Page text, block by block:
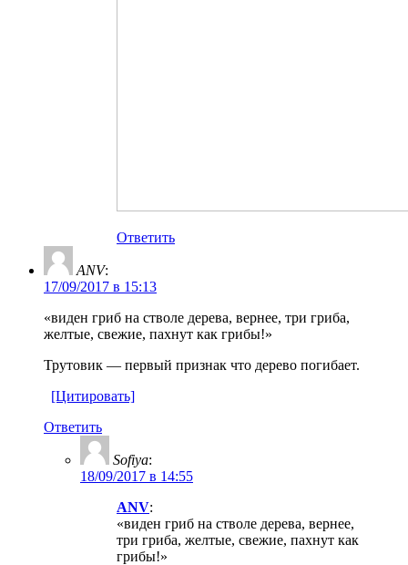
Ответить
ANV:
17/09/2017 в 15:13
«виден гриб на стволе дерева, вернее, три гриба,
желтые, свежие, пахнут как грибы!»
Трутовик — первый признак что дерево погибает.
[Цитировать]
Ответить
Sofiya:
18/09/2017 в 14:55
ANV:
«виден гриб на стволе дерева, вернее,
три гриба, желтые, свежие, пахнут как
грибы!»